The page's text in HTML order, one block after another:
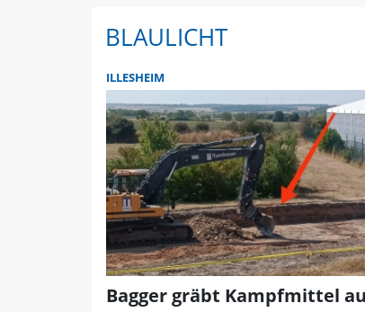
BLAULICHT
ILLESHEIM
Bagger gräbt Kampfmittel